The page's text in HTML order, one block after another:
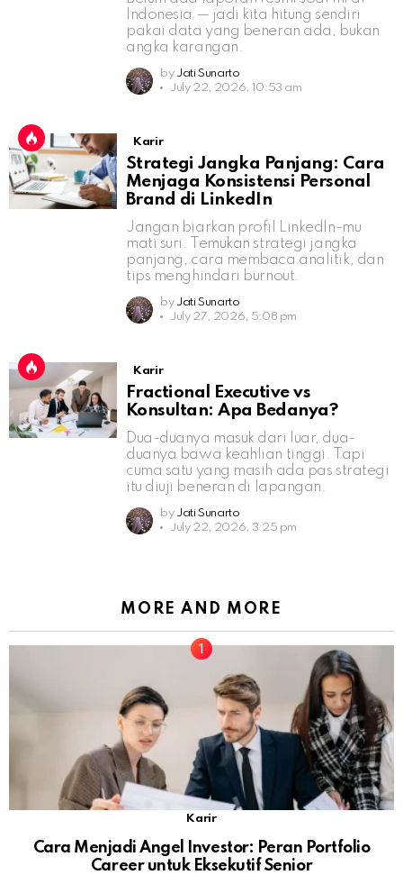
Indonesia — jadi kita hitung sendiri
pakai data yang beneran ada, bukan
angka karangan.
by Jati Sunarto
July 22, 2026, 10:53 am
Karir
Strategi Jangka Panjang: Cara
Menjaga Konsistensi Personal
Brand di LinkedIn
Jangan biarkan profil LinkedIn-mu
mati suri. Temukan strategi jangka
panjang, cara membaca analitik, dan
tips menghindari burnout.
by Jati Sunarto
July 27, 2026, 5:08 pm
Karir
Fractional Executive vs
Konsultan: Apa Bedanya?
Dua-duanya masuk dari luar, dua-
duanya bawa keahlian tinggi. Tapi
cuma satu yang masih ada pas strategi
itu diuji beneran di lapangan.
by Jati Sunarto
July 22, 2026, 3:25 pm
MORE AND MORE
Karir
Cara Menjadi Angel Investor: Peran Portfolio
Career untuk Eksekutif Senior